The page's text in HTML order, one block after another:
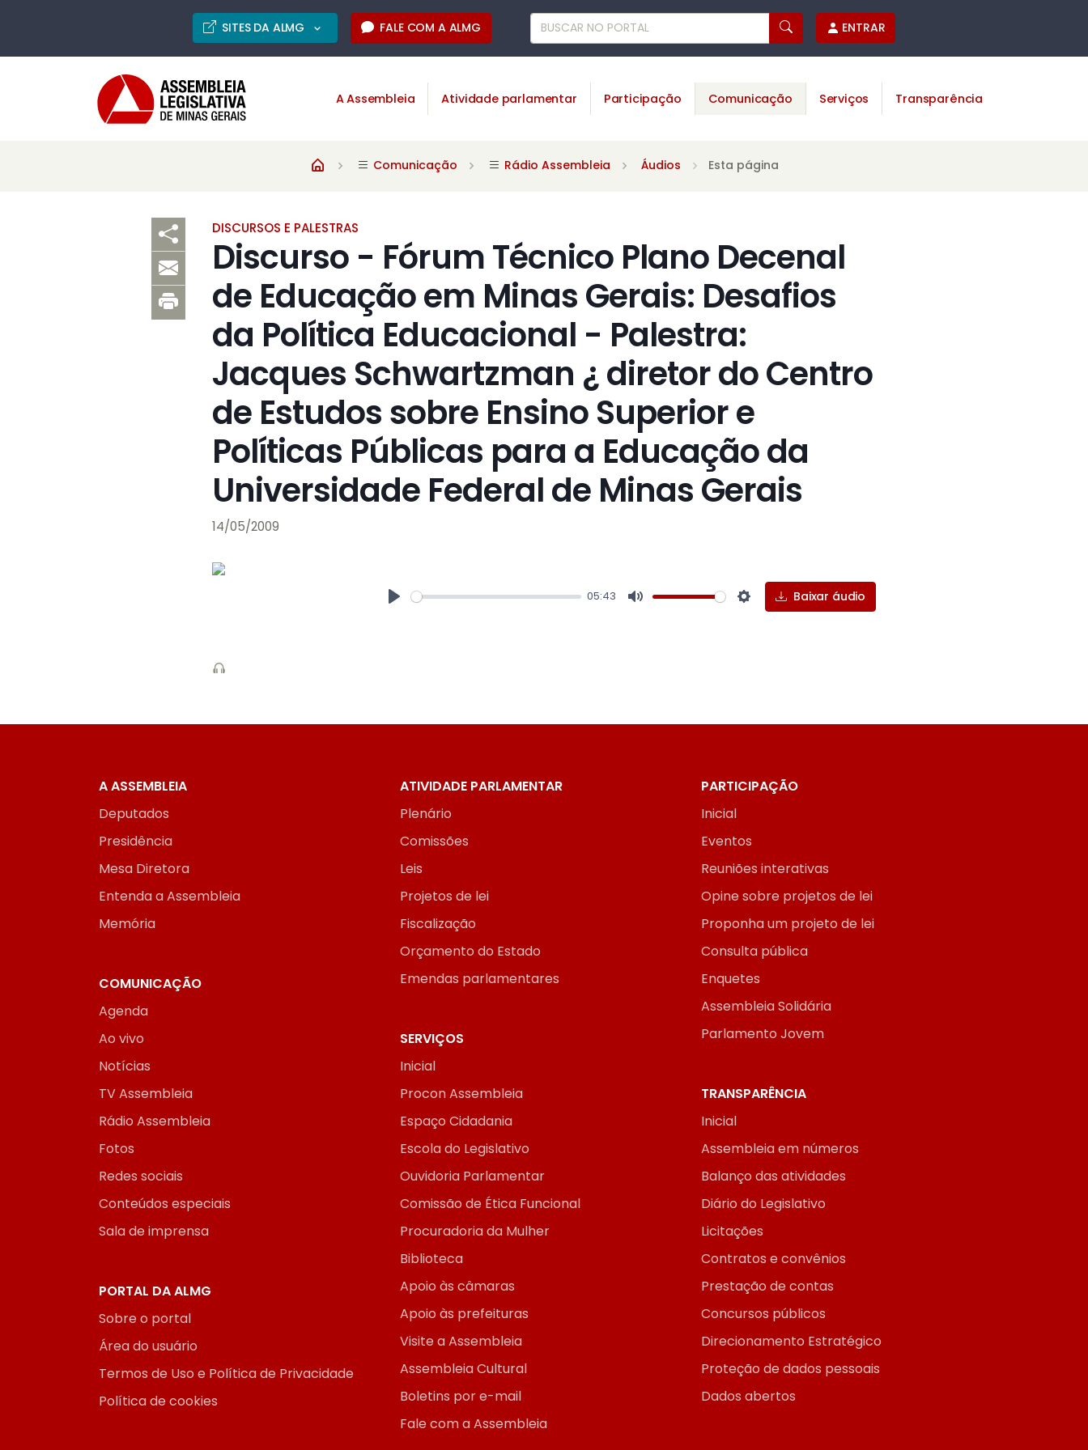
SITES DA ALMG FALE COM A ALMG ENTRAR
A Assembleia Atividade parlamentar Participação Comunicação Serviços Transparência
Comunicação Rádio Assembleia Áudios Esta página
DISCURSOS E PALESTRAS
Discurso - Fórum Técnico Plano Decenal
de Educação em Minas Gerais: Desafios
da Política Educacional - Palestra:
Jacques Schwartzman ¿ diretor do Centro
de Estudos sobre Ensino Superior e
Políticas Públicas para a Educação da
Universidade Federal de Minas Gerais
14/05/2009
05:43
Settings
Baixar áudio
A ASSEMBLEIA
Deputados
Presidência
Mesa Diretora
Entenda a Assembleia
Memória
ATIVIDADE PARLAMENTAR
Plenário
Comissões
Leis
Projetos de lei
Fiscalização
Orçamento do Estado
Emendas parlamentares
PARTICIPAÇÃO
Inicial
Eventos
Reuniões interativas
Opine sobre projetos de lei
Proponha um projeto de lei
Consulta pública
Enquetes
Assembleia Solidária
Parlamento Jovem
COMUNICAÇÃO
Agenda
Ao vivo
Notícias
TV Assembleia
Rádio Assembleia
Fotos
Redes sociais
Conteúdos especiais
Sala de imprensa
SERVIÇOS
Inicial
Procon Assembleia
Espaço Cidadania
Escola do Legislativo
Ouvidoria Parlamentar
Comissão de Ética Funcional
Procuradoria da Mulher
Biblioteca
Apoio às câmaras
Apoio às prefeituras
Visite a Assembleia
Assembleia Cultural
Boletins por e-mail
Fale com a Assembleia
TRANSPARÊNCIA
Inicial
Assembleia em números
Balanço das atividades
Diário do Legislativo
Licitações
Contratos e convênios
Prestação de contas
Concursos públicos
Direcionamento Estratégico
Proteção de dados pessoais
Dados abertos
PORTAL DA ALMG
Sobre o portal
Área do usuário
Termos de Uso e Política de Privacidade
Política de cookies